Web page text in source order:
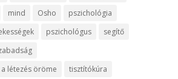
mind Osho
pszichológia
pszichológus
segítő
létezés öröme
tisztítókúra